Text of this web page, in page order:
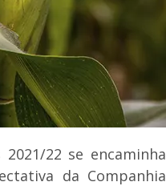
22 se encaminha
da Companhia